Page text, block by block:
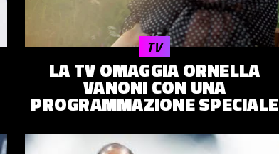
LA TV OMAGGIA ORNELLA
VANONI CON UNA
PROGRAMMAZIONE SPECIALE
TV